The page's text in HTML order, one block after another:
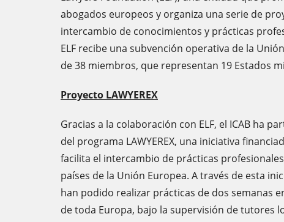
abogados europeos y organiza una serie de
intercambio de conocimientos y prácticas
ELF recibe una subvención operativa de la
de 38 miembros, que representan 19 Estados
Proyecto LAWYEREX
Gracias a la colaboración con ELF, el ICAB ha
del programa LAWYEREX, una iniciativa
facilita el intercambio de prácticas
países de la Unión Europea. A través de esta
han podido realizar prácticas de dos semanas
de toda Europa, bajo la supervisión de tutores